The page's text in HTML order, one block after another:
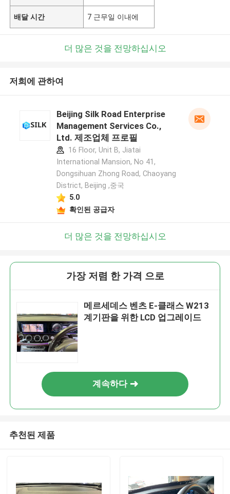
배달 시간 7 근무일 이내에
더 많은 것을 전망하십시오
저희에 관하여
Beijing Silk Road Enterprise
Management Services Co.,
Ltd. 제조업체 프로필
16 Floor, Unit B, Jiatai
International Mansion, No 41,
Dongsihuan Zhong Road, Chaoyang
District, Beijing ,중국
5.0
확인된 공급자
더 많은 것을 전망하십시오
가장 저렴 한 가격 으로
메르세데스 벤츠 E-클래스 W213
계기판을 위한 LCD 업그레이드
계속하다
추천된 제품